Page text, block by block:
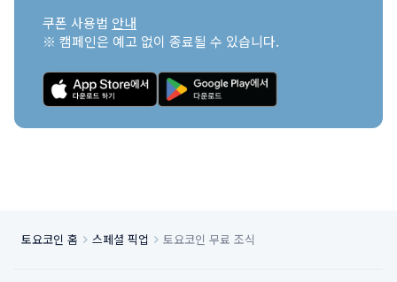
쿠폰 사용법 안내
※ 캠페인은 예고 없이 종료될 수 있습니다.
토요코인 홈 스페셜 픽업 토요코인 무료 조식